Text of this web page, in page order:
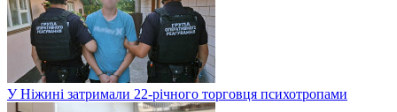
У Ніжині затримали 22-річного торговця психотропами